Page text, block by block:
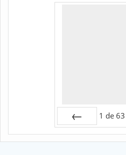
Préc
1 de 63